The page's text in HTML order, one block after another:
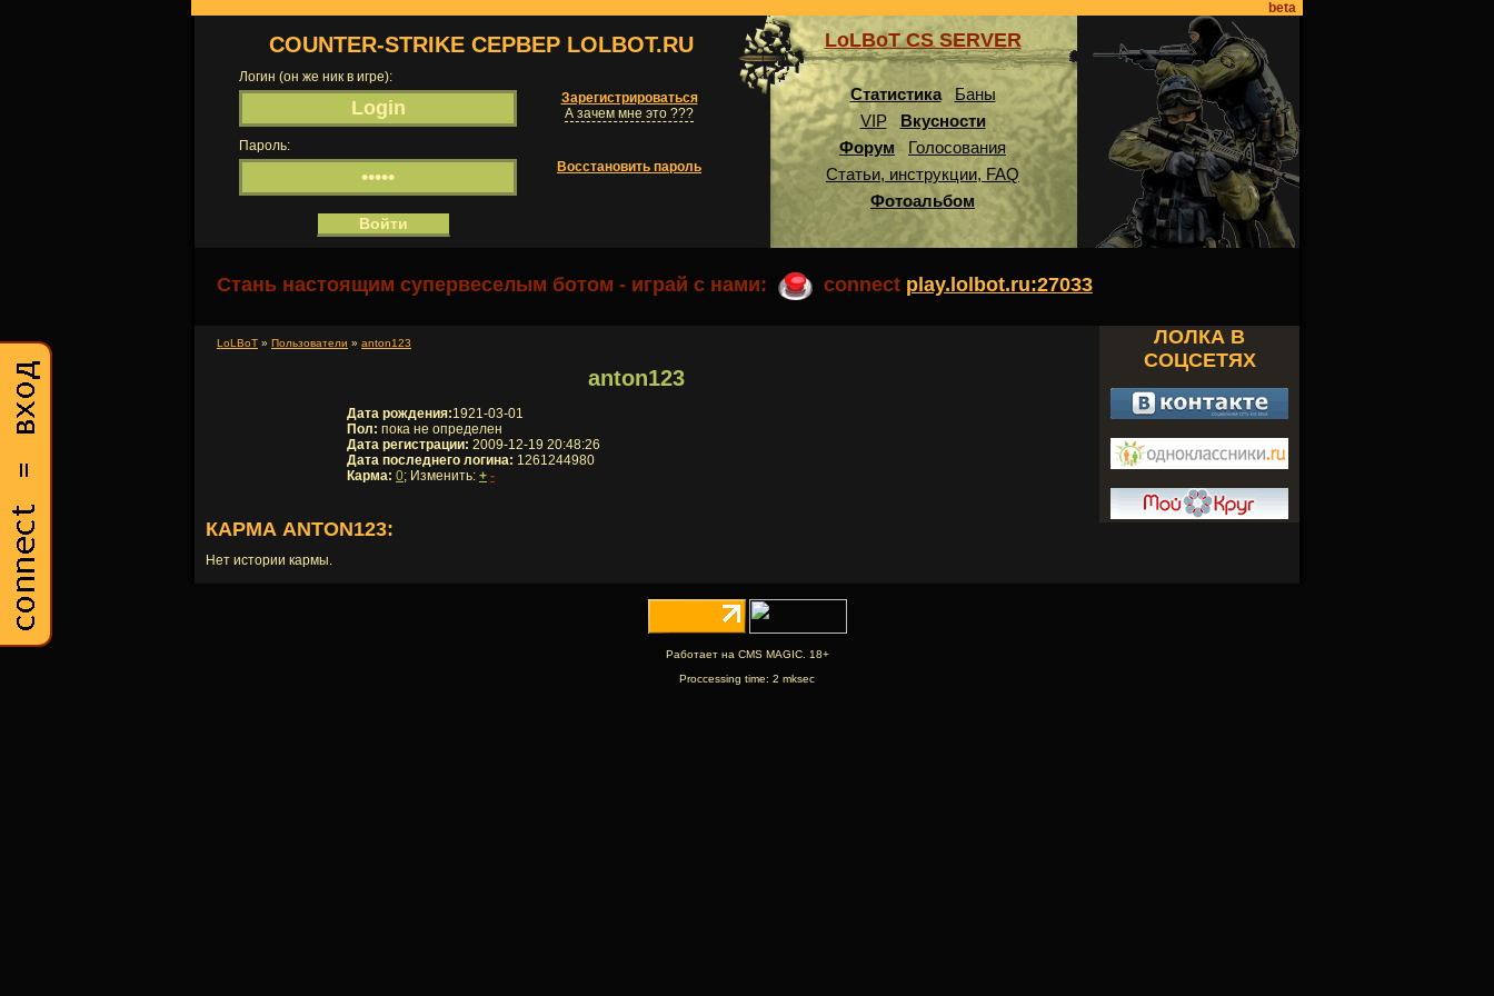
beta
COUNTER-STRIKE СЕРВЕР LOLBOT.RU
Логин (он же ник в игре):
Зарегистрироваться
А зачем мне это ???
Пароль:
Восстановить пароль
LoLBoT CS SERVER
Статистика
Баны
VIP
Вкусности
Форум
Голосования
Статьи, инструкции, FAQ
Фотоальбом
Стань настоящим супервеселым ботом - играй с нами: connect play.lolbot.ru:27033
LoLBoT » Пользователи » anton123
anton123
Дата рождения:1921-03-01
Пол: пока не определен
Дата регистрации: 2009-12-19 20:48:26
Дата последнего логина: 1261244980
Карма: 0; Изменить: + -
КАРМА ANTON123:
Нет истории кармы.
ЛОЛКА В
СОЦСЕТЯХ
Работает на CMS MAGIC. 18+
Proccessing time: 2 mksec